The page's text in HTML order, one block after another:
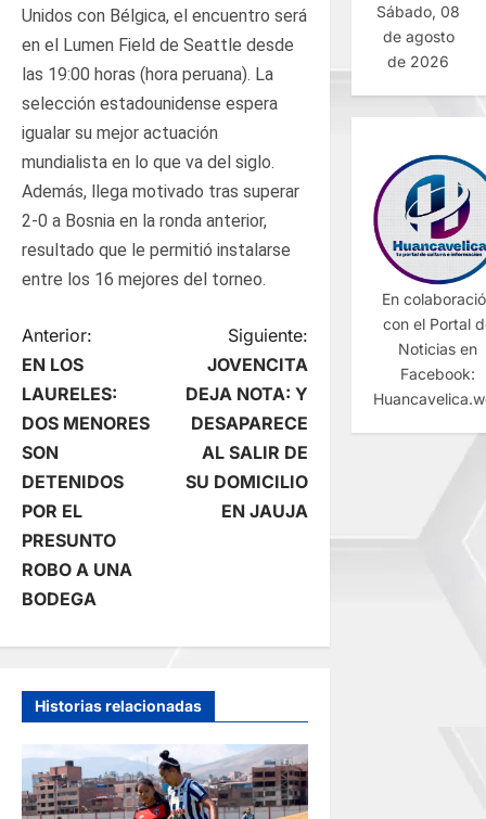
Unidos con Bélgica, el encuentro será
en el Lumen Field de Seattle desde
las 19:00 horas (hora peruana). La
selección estadounidense espera
igualar su mejor actuación
mundialista en lo que va del siglo.
Además, llega motivado tras superar
2-0 a Bosnia en la ronda anterior,
resultado que le permitió instalarse
entre los 16 mejores del torneo.
N
a
v
e
g
a
c
i
ó
n
Anterior:
EN LOS
LAURELES:
DOS MENORES
SON
DETENIDOS
POR EL
PRESUNTO
ROBO A UNA
BODEGA
Siguiente:
JOVENCITA
DEJA NOTA: Y
DESAPARECE
AL SALIR DE
SU DOMICILIO
EN JAUJA
Historias relacionadas
Sábado, 08
de agosto
de 2026
En
con el Portal
Noticias en
Facebook: